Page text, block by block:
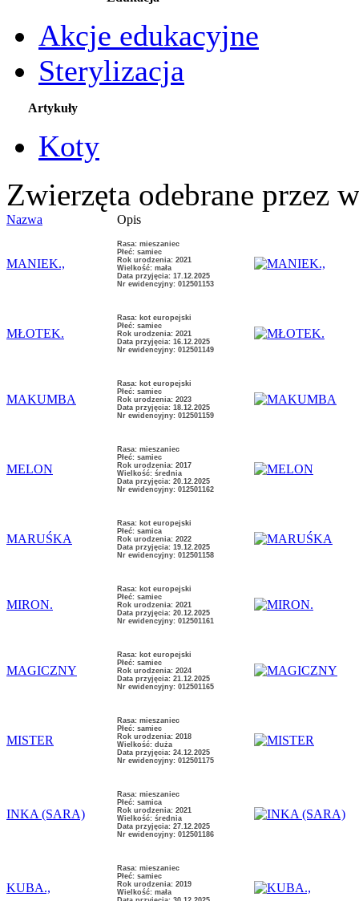
Akcje edukacyjne
Sterylizacja
Artykuły
Koty
Zwierzęta odebrane przez
Nazwa Opis
MANIEK.,
Rasa: mieszaniec
Płeć: samiec
Rok urodzenia: 2021
Wielkość: mała
Data przyjęcia: 17.12.2025
Nr ewidencyjny: 012501153
MŁOTEK.
Rasa: kot europejski
Płeć: samiec
Rok urodzenia: 2021
Data przyjęcia: 16.12.2025
Nr ewidencyjny: 012501149
MAKUMBA
Rasa: kot europejski
Płeć: samiec
Rok urodzenia: 2023
Data przyjęcia: 18.12.2025
Nr ewidencyjny: 012501159
MELON
Rasa: mieszaniec
Płeć: samiec
Rok urodzenia: 2017
Wielkość: średnia
Data przyjęcia: 20.12.2025
Nr ewidencyjny: 012501162
MARUŚKA
Rasa: kot europejski
Płeć: samica
Rok urodzenia: 2022
Data przyjęcia: 19.12.2025
Nr ewidencyjny: 012501158
MIRON.
Rasa: kot europejski
Płeć: samiec
Rok urodzenia: 2021
Data przyjęcia: 20.12.2025
Nr ewidencyjny: 012501161
MAGICZNY
Rasa: kot europejski
Płeć: samiec
Rok urodzenia: 2024
Data przyjęcia: 21.12.2025
Nr ewidencyjny: 012501165
MISTER
Rasa: mieszaniec
Płeć: samiec
Rok urodzenia: 2018
Wielkość: duża
Data przyjęcia: 24.12.2025
Nr ewidencyjny: 012501175
INKA (SARA)
Rasa: mieszaniec
Płeć: samica
Rok urodzenia: 2021
Wielkość: średnia
Data przyjęcia: 27.12.2025
Nr ewidencyjny: 012501186
KUBA.,
Rasa: mieszaniec
Płeć: samiec
Rok urodzenia: 2019
Wielkość: mała